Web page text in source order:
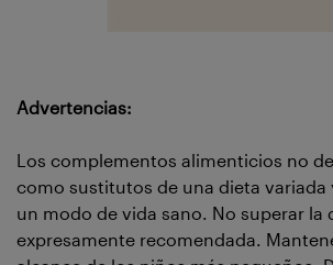
Advertencias:
Los complementos alimenticios no
como sustitutos de una dieta variada
un modo de vida sano. No superar la
expresamente recomendada.